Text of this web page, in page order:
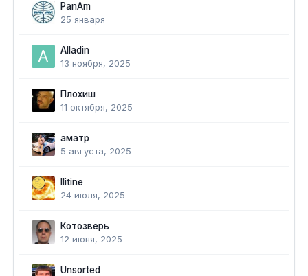
PanAm
25 января
Alladin
13 ноября, 2025
Плохиш
11 октября, 2025
аматр
5 августа, 2025
Ilitine
24 июля, 2025
Котозверь
12 июня, 2025
Unsorted